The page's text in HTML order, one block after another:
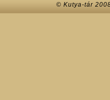
© Kutya-tár